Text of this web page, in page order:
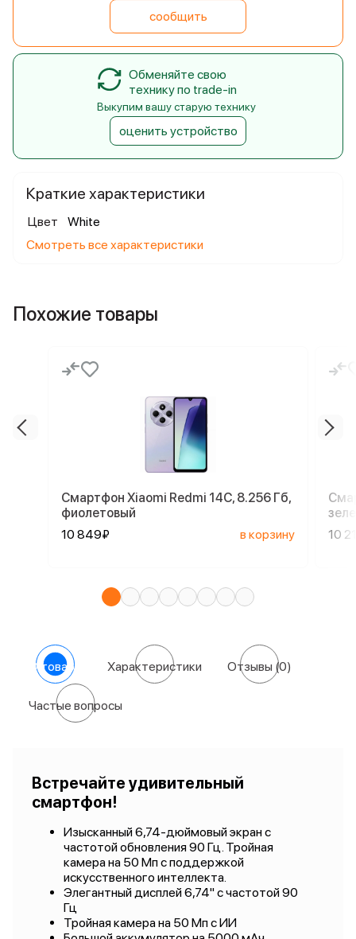
Краткие характеристики
Цвет
White
Смотреть все характеристики
сообщить
Обменяйте свою
технику по trade-in
Выкупим вашу старую технику
оценить устройство
Похожие товары
Смартфон Xiaomi Redmi 14C, 8.256 Гб,
фиолетовый
10 849₽
в корзину
10
О товаре Характеристики Отзывы (0)
Частые вопросы
Встречайте удивительный
смартфон!
Изысканный 6,74-дюймовый экран с
частотой обновления 90 Гц. Тройная
камера на 50 Мп с поддержкой
искусственного интеллекта.
Элегантный дисплей 6,74" с частотой 90
Гц
Тройная камера на 50 Мп с ИИ